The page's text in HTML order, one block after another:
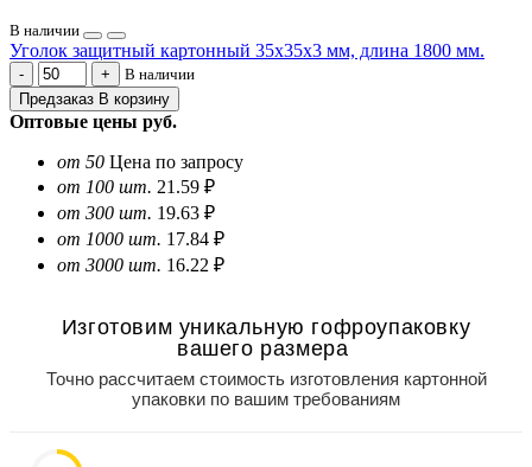
В наличии
Уголок защитный картонный 35х35х3 мм, длина 1800 мм.
В наличии
Предзаказ В корзину
Оптовые цены руб.
от 50 Цена по запросу
от 100 шт. 21.59 ₽
от 300 шт. 19.63 ₽
от 1000 шт. 17.84 ₽
от 3000 шт. 16.22 ₽
Изготовим уникальную гофроупаковку
вашего размера
Точно рассчитаем стоимость изготовления картонной
упаковки по вашим требованиям